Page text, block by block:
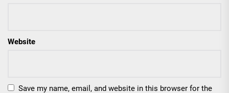
Website
Save my name, email, and website in this browser for the